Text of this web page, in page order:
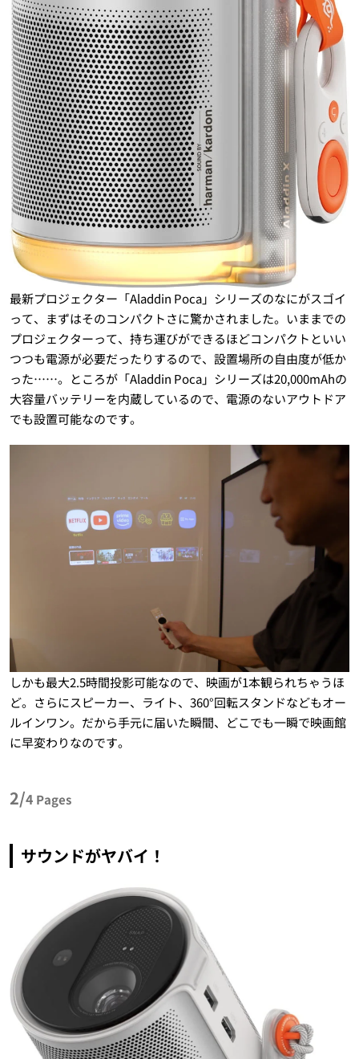
最新プロジェクター「Aladdin Poca」シリーズのなにがスゴイ
って、まずはそのコンパクトさに驚かされました。いままでの
プロジェクターって、持ち運びができるほどコンパクトといい
つつも電源が必要だったりするので、設置場所の自由度が低か
った……。ところが「Aladdin Poca」シリーズは20,000mAhの
大容量バッテリーを内蔵しているので、電源のないアウトドア
でも設置可能なのです。
しかも最大2.5時間投影可能なので、映画が1本観られちゃうほ
ど。さらにスピーカー、ライト、360°回転スタンドなどもオー
ルインワン。だから手元に届いた瞬間、どこでも一瞬で映画館
に早変わりなのです。
2/4 Pages
サウンドがヤバイ！